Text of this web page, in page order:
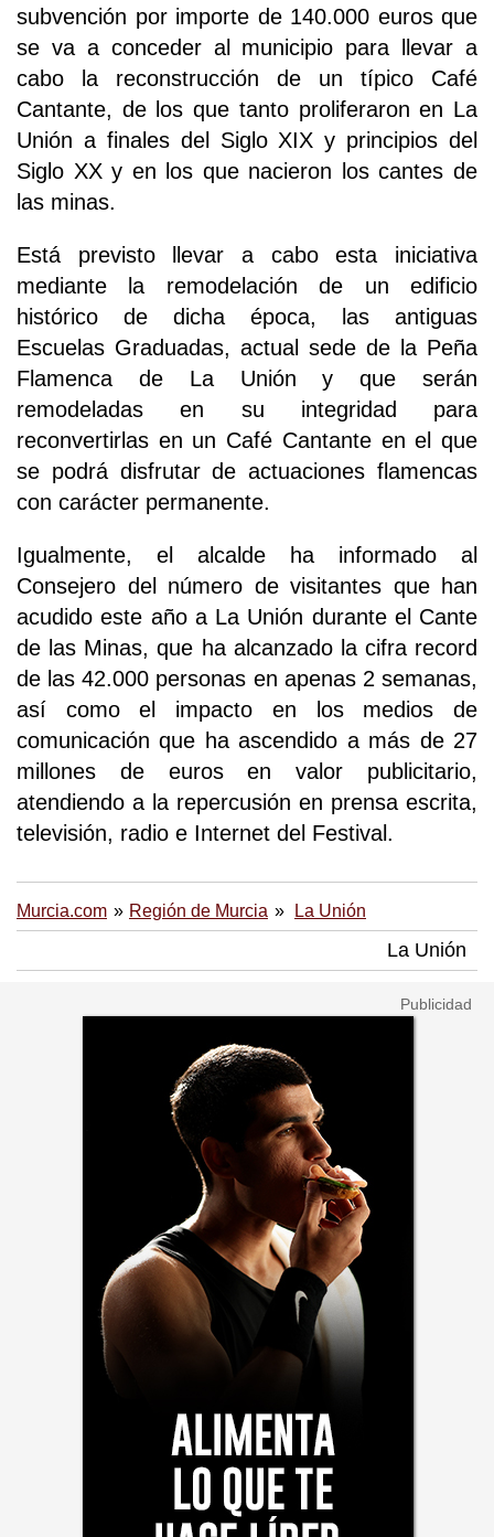
subvención por importe de 140.000 euros que
se va a conceder al municipio para llevar a
cabo la reconstrucción de un típico Café
Cantante, de los que tanto proliferaron en La
Unión a finales del Siglo XIX y principios del
Siglo XX y en los que nacieron los cantes de
las minas.
Está previsto llevar a cabo esta iniciativa
mediante la remodelación de un edificio
histórico de dicha época, las antiguas
Escuelas Graduadas, actual sede de la Peña
Flamenca de La Unión y que serán
remodeladas en su integridad para
reconvertirlas en un Café Cantante en el que
se podrá disfrutar de actuaciones flamencas
con carácter permanente.
Igualmente, el alcalde ha informado al
Consejero del número de visitantes que han
acudido este año a La Unión durante el Cante
de las Minas, que ha alcanzado la cifra record
de las 42.000 personas en apenas 2 semanas,
así como el impacto en los medios de
comunicación que ha ascendido a más de 27
millones de euros en valor publicitario,
atendiendo a la repercusión en prensa escrita,
televisión, radio e Internet del Festival.
Murcia.com Región de Murcia La Unión
La Unión